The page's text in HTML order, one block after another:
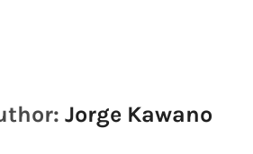
Jorge Kawano